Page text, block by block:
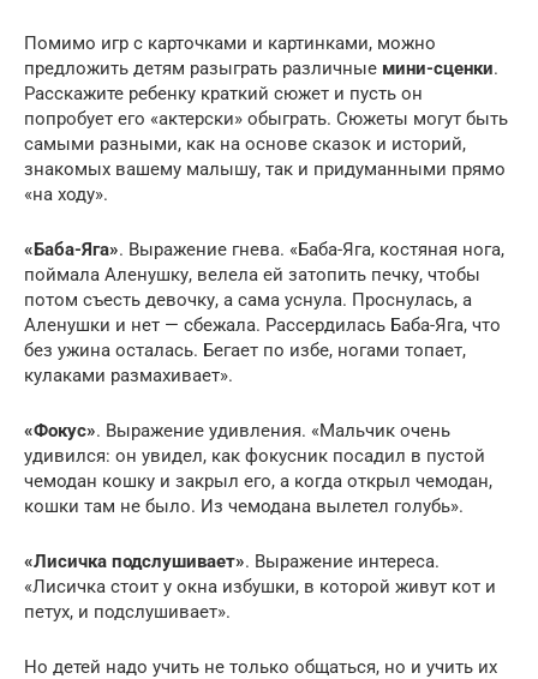
Помимо игр с карточками и картинками, можно
предложить детям разыграть различные мини-сценки.
Расскажите ребенку краткий сюжет и пусть он
попробует его «актерски» обыграть. Сюжеты могут быть
самыми разными, как на основе сказок и историй,
знакомых вашему малышу, так и придуманными прямо
«на ходу».
«Баба-Яга». Выражение гнева. «Баба-Яга, костяная нога,
поймала Аленушку, велела ей затопить печку, чтобы
потом съесть девочку, а сама уснула. Проснулась, а
Аленушки и нет — сбежала. Рассердилась Баба-Яга, что
без ужина осталась. Бегает по избе, ногами топает,
кулаками размахивает».
«Фокус». Выражение удивления. «Мальчик очень
удивился: он увидел, как фокусник посадил в пустой
чемодан кошку и закрыл его, а когда открыл чемодан,
кошки там не было. Из чемодана вылетел голубь».
«Лисичка подслушивает». Выражение интереса.
«Лисичка стоит у окна избушки, в которой живут кот и
петух, и подслушивает».
Но детей надо учить не только общаться, но и учить их